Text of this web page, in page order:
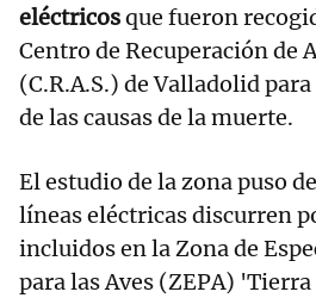
eléctricosque fueron
Centro de Recuperación de
(C.R.A.S.) de Valladolid
de las causas de la muerte.
El estudio de la zona puso
líneas eléctricas discurren
incluidos en la Zona de
para las Aves (ZEPA)